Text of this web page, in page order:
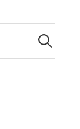
Suchen
nach: